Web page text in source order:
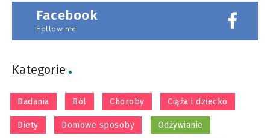
Facebook
Follow me!
Kategorie
Badania Ból Choroby Ciąża i dziecko
Diety Domowe sposoby Odżywianie